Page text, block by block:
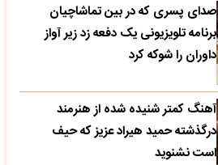
صدای پسری که در بین تماشاچیان
برنامه تلویزیونی یک دفعه زد زیر آواز
داوران را شوکه کرد
آهنگ کمتر شنیده شده از هنرمند
درگذشته حمید هیراد عزیز که حیف
است نشنوید